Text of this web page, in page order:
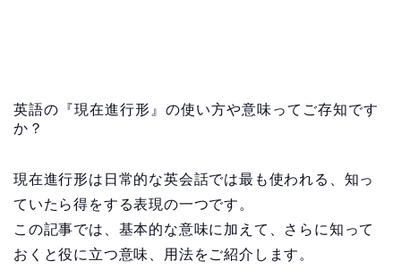
英語の『現在進行形』の使い方や意味ってご存知です
か？
現在進行形は日常的な英会話では最も使われる、知っ
ていたら得をする表現の一つです。
この記事では、基本的な意味に加えて、さらに知って
おくと役に立つ意味、用法をご紹介します。